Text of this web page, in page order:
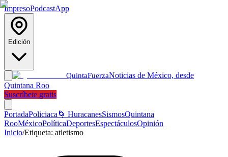
ImpresoPodcastApp
Edición
QuintaFuerzaNoticias de México, desde
Quintana Roo
Suscríbete gratis
PortadaPoliciaca 🌀 HuracanesSismosQuintana
RooMéxicoPolíticaDeportesEspectáculosOpinión
Inicio/Etiqueta: atletismo